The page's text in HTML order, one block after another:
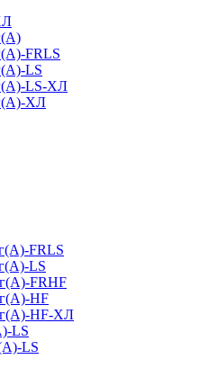
FRLS
LS
LS-ХЛ
ХЛ
FRLS
LS
FRHF
HF
HF-ХЛ
LS
LS